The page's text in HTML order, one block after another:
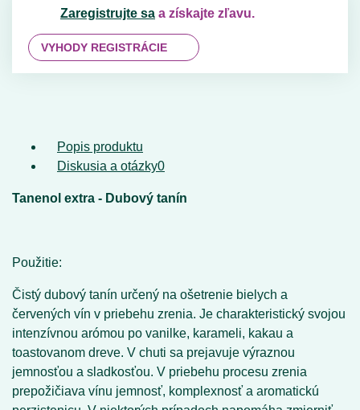
Zaregistrujte sa a získajte zľavu.
VYHODY REGISTRÁCIE
Popis produktu
Diskusia a otázky0
Tanenol extra - Dubový tanín
Použitie:
Čistý dubový tanín určený na ošetrenie bielych a
červených vín v priebehu zrenia. Je charakteristický svojou
intenzívnou arómou po vanilke, karameli, kakau a
toastovanom dreve. V chuti sa prejavuje výraznou
jemnosťou a sladkosťou. V priebehu procesu zrenia
prepožičiava vínu jemnosť, komplexnosť a aromatickú